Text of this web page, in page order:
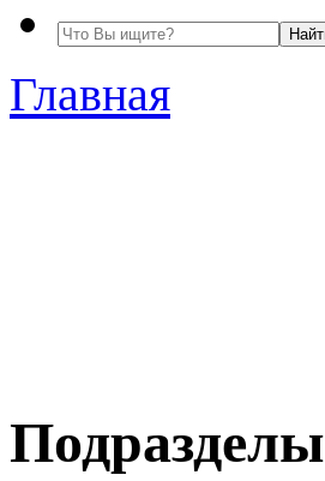
Главная
Подразделы